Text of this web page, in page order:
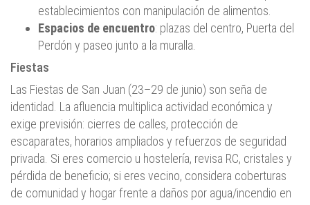
establecimientos con manipulación de alimentos.
Espacios de encuentro: plazas del centro, Puerta del
Perdón y paseo junto a la muralla.
Fiestas
Las Fiestas de San Juan (23–29 de junio) son seña de
identidad. La afluencia multiplica actividad económica y
exige previsión: cierres de calles, protección de
escaparates, horarios ampliados y refuerzos de seguridad
privada. Si eres comercio u hostelería, revisa RC, cristales y
pérdida de beneficio; si eres vecino, considera coberturas
de comunidad y hogar frente a daños por agua/incendio en